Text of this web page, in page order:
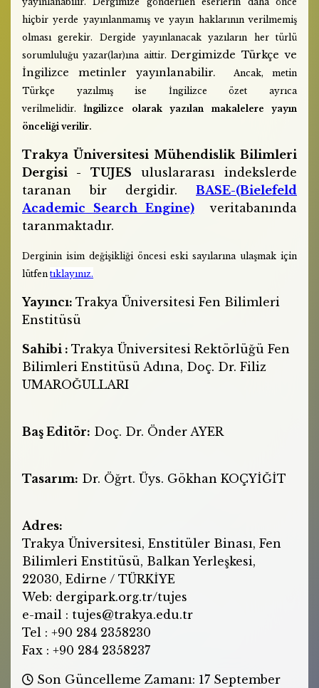
hiçbir yerde yayınlanmamış ve yayın haklarının verilmemiş
olması gerekir. Dergide yayınlanacak yazıların her türlü
sorumluluğu yazar(lar)ına aittir. Dergimizde Türkçe ve
İngilizce metinler yayınlanabilir.
Ancak, metin
Türkçe yazılmış ise İngilizce özet ayrıca
verilmelidir.İngilizce olarak yazılan makalelere yayın
önceliği verilir.
Trakya Üniversitesi Mühendislik Bilimleri
Dergisi - TUJES uluslararası indekslerde
taranan bir dergidir. BASE-(Bielefeld
Academic Search Engine)
veritabanında
taranmaktadır.
Derginin isim değişikliği öncesi eski sayılarına ulaşmak için
lütfen tıklayınız.
Yayıncı: Trakya Üniversitesi Fen Bilimleri
Enstitüsü
Sahibi : Trakya Üniversitesi Rektörlüğü Fen
Bilimleri Enstitüsü Adına, Doç. Dr. Filiz
UMAROĞULLARI
Baş Editör: Doç. Dr. Önder AYER
Tasarım: Dr. Öğrt. Üys. Gökhan KOÇYİĞİT
Adres:
Trakya Üniversitesi, Enstitüler Binası, Fen
Bilimleri Enstitüsü, Balkan Yerleşkesi,
22030, Edirne / TÜRKİYE
Web: dergipark.org.tr/tujes
e-mail : tujes@trakya.edu.tr
Tel : +90 284 2358230
Fax : +90 284 2358237
Son Güncelleme Zamanı: 17 September